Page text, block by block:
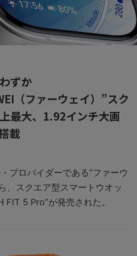
ずか
（ファーウェイ）”スク
最大、1.92インチ大画
載
プロバイダーである“ファーウ
、スクエア型スマートウオッ
FIT 5 Pro”が発売された。